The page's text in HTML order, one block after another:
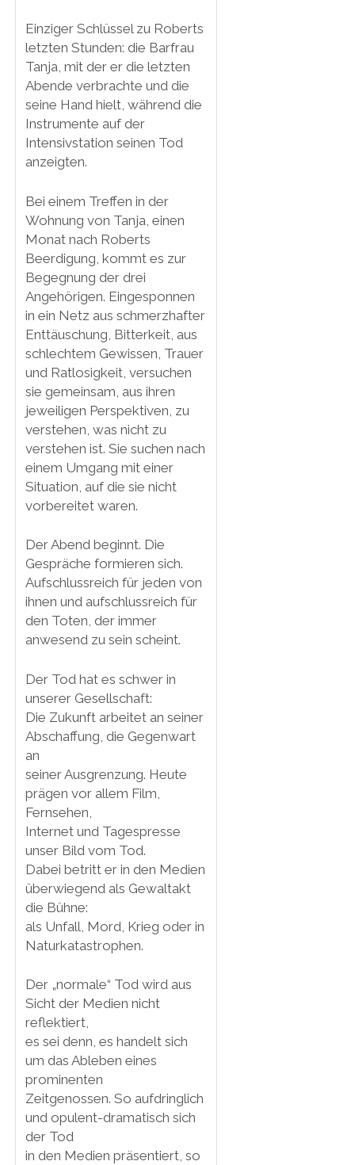
Einziger Schlüssel zu Roberts
letzten Stunden: die Barfrau
Tanja, mit der er die letzten
Abende verbrachte und die
seine Hand hielt, während die
Instrumente auf der
Intensivstation seinen Tod
anzeigten.
Bei einem Treffen in der
Wohnung von Tanja, einen
Monat nach Roberts
Beerdigung, kommt es zur
Begegnung der drei
Angehörigen. Eingesponnen
in ein Netz aus schmerzhafter
Enttäuschung, Bitterkeit, aus
schlechtem Gewissen, Trauer
und Ratlosigkeit, versuchen
sie gemeinsam, aus ihren
jeweiligen Perspektiven, zu
verstehen, was nicht zu
verstehen ist. Sie suchen nach
einem Umgang mit einer
Situation, auf die sie nicht
vorbereitet waren.
Der Abend beginnt. Die
Gespräche formieren sich.
Aufschlussreich für jeden von
ihnen und aufschlussreich für
den Toten, der immer
anwesend zu sein scheint.
Der Tod hat es schwer in
unserer Gesellschaft:
Die Zukunft arbeitet an seiner
Abschaffung, die Gegenwart
an
seiner Ausgrenzung. Heute
prägen vor allem Film,
Fernsehen,
Internet und Tagespresse
unser Bild vom Tod.
Dabei betritt er in den Medien
überwiegend als Gewaltakt
die Bühne:
als Unfall, Mord, Krieg oder in
Naturkatastrophen.
Der „normale“ Tod wird aus
Sicht der Medien nicht
reflektiert,
es sei denn, es handelt sich
um das Ableben eines
prominenten
Zeitgenossen. So aufdringlich
und opulent-dramatisch sich
der Tod
in den Medien präsentiert, so